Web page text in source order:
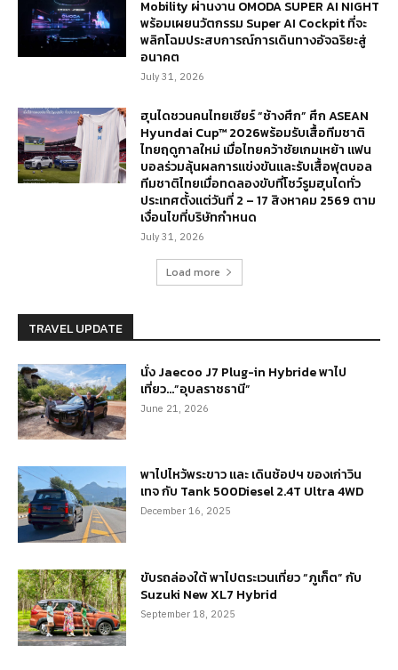
Mobility ผ่านงาน OMODA SUPER AI NIGHT
พร้อมเผยนวัตกรรม Super AI Cockpit ที่จะ
พลิกโฉมประสบการณ์การเดินทางอัจฉริยะสู่
อนาคต
July 31, 2026
ฮุนไดชวนคนไทยเชียร์ “ช้างศึก” ศึก ASEAN
Hyundai Cup™ 2026พร้อมรับเสื้อทีมชาติ
ไทยฤดูกาลใหม่ เมื่อไทยคว้าชัยเกมเหย้า แฟน
บอลร่วมลุ้นผลการแข่งขันและรับเสื้อฟุตบอล
ทีมชาติไทยเมื่อทดลองขับที่โชว์รูมฮุนไดทั่ว
ประเทศตั้งแต่วันที่ 2 – 17 สิงหาคม 2569 ตาม
เงื่อนไขที่บริษัทกำหนด
July 31, 2026
Load more
TRAVEL UPDATE
นั่ง Jaecoo J7 Plug-in Hybride พาไป
เที่ยว…”อุบลราชธานี”
June 21, 2026
พาไปไหว้พระขาว และ เดินช้อปฯ ของเก่าวิน
เทจ กับ Tank 500Diesel 2.4T Ultra 4WD
December 16, 2025
ขับรถล่องใต้ พาไปตระเวนเที่ยว “ภูเก็ต” กับ
Suzuki New XL7 Hybrid
September 18, 2025